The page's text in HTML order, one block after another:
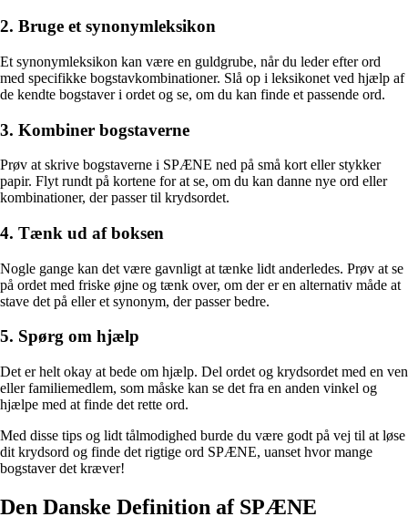
2. Bruge et synonymleksikon
Et synonymleksikon kan være en guldgrube, når du leder efter ord
med specifikke bogstavkombinationer. Slå op i leksikonet ved hjælp af
de kendte bogstaver i ordet og se, om du kan finde et passende ord.
3. Kombiner bogstaverne
Prøv at skrive bogstaverne i SPÆNE ned på små kort eller stykker
papir. Flyt rundt på kortene for at se, om du kan danne nye ord eller
kombinationer, der passer til krydsordet.
4. Tænk ud af boksen
Nogle gange kan det være gavnligt at tænke lidt anderledes. Prøv at se
på ordet med friske øjne og tænk over, om der er en alternativ måde at
stave det på eller et synonym, der passer bedre.
5. Spørg om hjælp
Det er helt okay at bede om hjælp. Del ordet og krydsordet med en ven
eller familiemedlem, som måske kan se det fra en anden vinkel og
hjælpe med at finde det rette ord.
Med disse tips og lidt tålmodighed burde du være godt på vej til at løse
dit krydsord og finde det rigtige ord SPÆNE, uanset hvor mange
bogstaver det kræver!
Den Danske Definition af SPÆNE